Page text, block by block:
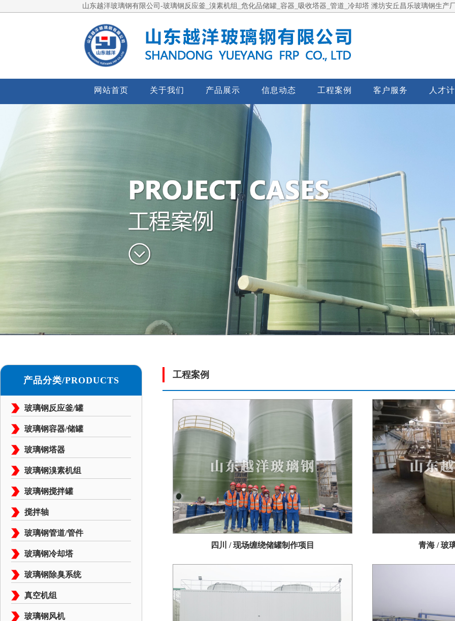
山东越洋玻璃钢有限公司-玻璃钢反应釜_溴素机组_危化品储罐_容器_吸收塔器_管道_冷却塔 潍坊安丘昌乐玻璃钢生产
网站首页 关于我们 产品展示 信息动态 工程案例 客户服务 人才
产品分类/PRODUCTS
玻璃钢反应釜/罐
玻璃钢容器/储罐
玻璃钢塔器
玻璃钢溴素机组
玻璃钢搅拌罐
搅拌轴
玻璃钢管道/管件
玻璃钢冷却塔
玻璃钢除臭系统
真空机组
玻璃钢风机
工程案例
四川 / 现场缠绕储罐制作项目 青海 / 玻